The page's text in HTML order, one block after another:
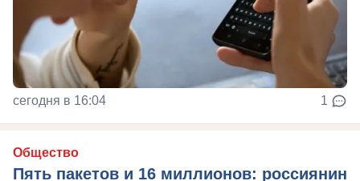
сегодня в 16:04 1
Общество
Пять пакетов и 16 миллионов: россиянин